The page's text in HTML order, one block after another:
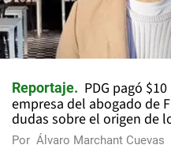
Reportaje
PDG pagó
empresa del abogado de
dudas sobre el origen de
Por Álvaro Marchant Cuevas